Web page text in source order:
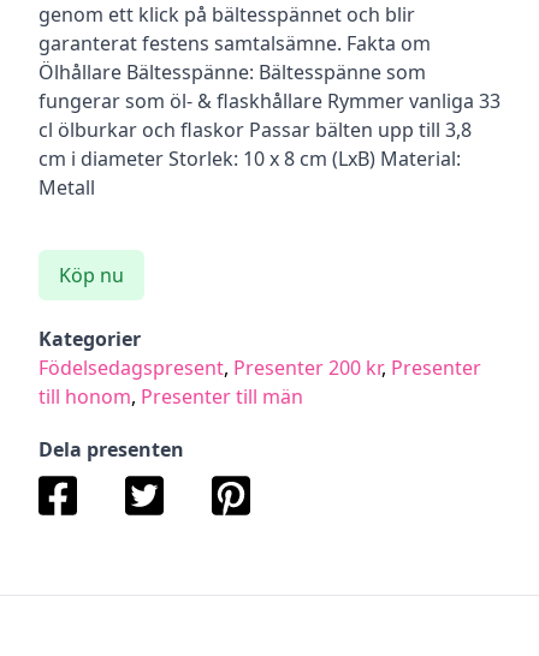
genom ett klick på bältesspännet och blir
garanterat festens samtalsämne. Fakta om
Ölhållare Bältesspänne: Bältesspänne som
fungerar som öl- & flaskhållare Rymmer vanliga 33
cl ölburkar och flaskor Passar bälten upp till 3,8
cm i diameter Storlek: 10 x 8 cm (LxB) Material:
Metall
Köp nu
Kategorier
Födelsedagspresent, Presenter 200 kr, Presenter
till honom, Presenter till män
Dela presenten